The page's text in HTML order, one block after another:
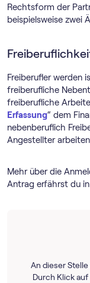
Rechtsform der
beispielsweise zwei
Freiberufler werden
freiberufliche
freiberufliche
Erfassung“ dem
nebenberuflich
Angestellter
Mehr über die
Antrag erfährst du
An dieser
Durch Klick